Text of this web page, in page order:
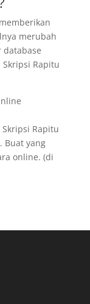
merubah
Rapitu
Rapitu
Buat yang
online. (di